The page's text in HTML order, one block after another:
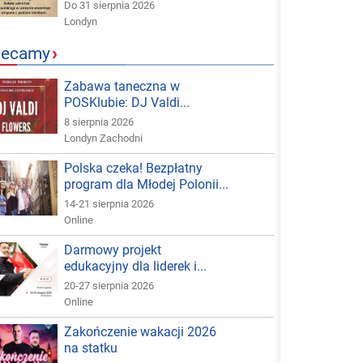
Do 31 sierpnia 2026
Londyn
›
Zabawa taneczna w
POSKlubie: DJ Valdi...
8 sierpnia 2026
Londyn Zachodni
Polska czeka! Bezpłatny
program dla Młodej Polonii...
14-21 sierpnia 2026
Online
Darmowy projekt
edukacyjny dla liderek i...
20-27 sierpnia 2026
Online
Zakończenie wakacji 2026
na statku